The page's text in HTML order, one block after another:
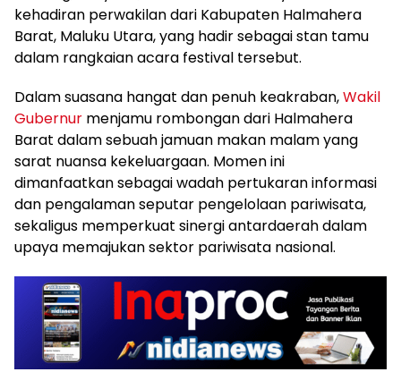
kehadiran perwakilan dari Kabupaten Halmahera
Barat, Maluku Utara, yang hadir sebagai stan tamu
dalam rangkaian acara festival tersebut.
Dalam suasana hangat dan penuh keakraban,Wakil
Gubernur menjamu rombongan dari Halmahera
Barat dalam sebuah jamuan makan malam yang
sarat nuansa kekeluargaan. Momen ini
dimanfaatkan sebagai wadah pertukaran informasi
dan pengalaman seputar pengelolaan pariwisata,
sekaligus memperkuat sinergi antardaerah dalam
upaya memajukan sektor pariwisata nasional.